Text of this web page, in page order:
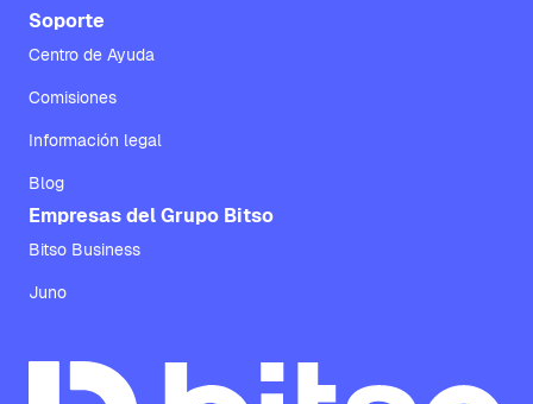
Soporte
Centro de Ayuda
Comisiones
Información legal
Blog
Empresas del Grupo Bitso
Bitso Business
Juno